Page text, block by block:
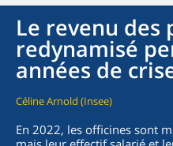
Le revenu des
redynamisé
années de
Céline Arnold (Insee)
En 2022, les officines sont